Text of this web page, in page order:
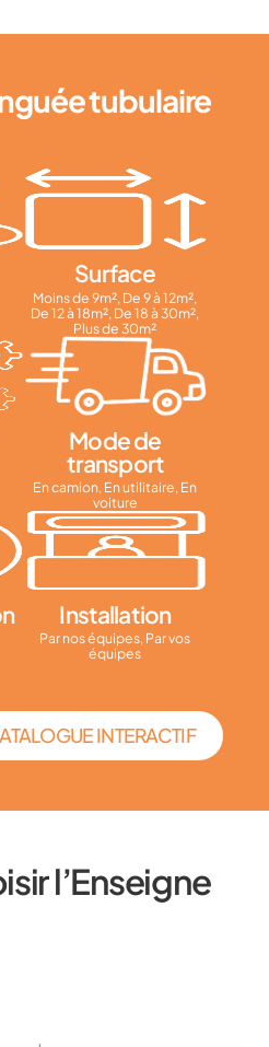
tubulaire
Surface
Moins de 9m², De 9 à 12m²,
De 12 à 18m², De 18 à 30m²,
Plus de 30m²
Mode de
transport
En camion, En utilitaire, En
voiture
Installation
Par nos équipes, Par vos
équipes
INTERACTIF
l’Enseigne